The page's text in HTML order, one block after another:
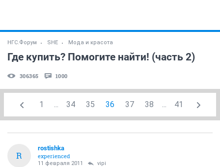
НГС.Форум SHE Мода и красота
Где купить? Помогите найти! (часть 2)
306365 1000
1 ... 34 35 36 37 38 ... 41
R
rostishka
experienced
11 февраля 2011 vipi